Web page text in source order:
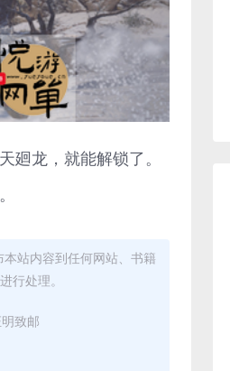
龙，就能解锁了。
站内容到任何网站、书籍
行处理。
致邮